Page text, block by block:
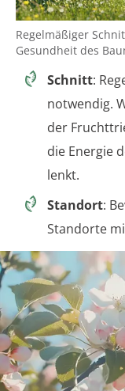
Regelmäßiger
Gesundheit des
Schnitt:
notwendig.
der
die Energie
lenkt.
Standort:
Standorte